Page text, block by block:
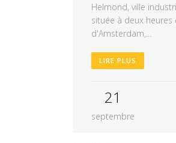
Helmond, ville
située à deux heures
d'Amsterdam,...
LIRE PLUS
21
septembre